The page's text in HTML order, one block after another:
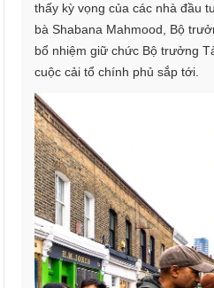
thấy kỳ vọng của các nhà đầu
bà Shabana Mahmood, Bộ
bổ nhiệm giữ chức Bộ trưởng
cuộc cải tổ chính phủ sắp tới.